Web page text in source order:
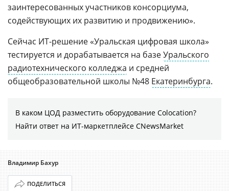
заинтересованных участников консорциума,
содействующих их развитию и продвижению».
Сейчас ИТ-решение «Уральская цифровая школа»
тестируется и дорабатывается на базеУральского
радиотехнического колледжа и средней
общеобразовательной школы №48 Екатеринбурга.
В каком ЦОД разместить оборудование Colocation?
Найти ответ на ИТ-маркетплейсе CNewsMarket
Владимир Бахур
ПОДЕЛИТЬСЯ